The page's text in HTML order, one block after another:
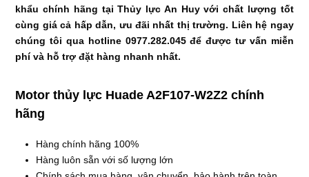
khẩu chính hãng tại Thủy lực An Huy với chất lượng tốt
cùng giá cả hấp dẫn, ưu đãi nhất thị trường. Liên hệ ngay
chúng tôi qua hotline 0977.282.045 để được tư vấn miễn
phí và hỗ trợ đặt hàng nhanh nhất.
Motor thủy lực Huade A2F107-W2Z2 chính
hãng
Hàng chính hãng 100%
Hàng luôn sẵn với số lượng lớn